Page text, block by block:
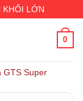
KHỐI LỚN
0
GTS Super